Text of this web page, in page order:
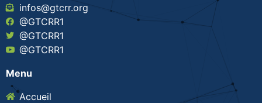
infos@gtcrr.org
@GTCRR1
@GTCRR1
@GTCRR1
Menu
Accueil